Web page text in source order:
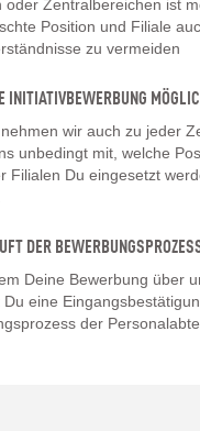
oder Zentralbereichen ist
Position und Filiale
zu vermeiden
INITIATIVBEWERBUNG
wir auch zu jeder
unbedingt mit, welche
Filialen Du eingesetzt
DER
Deine Bewerbung über
Du eine
der